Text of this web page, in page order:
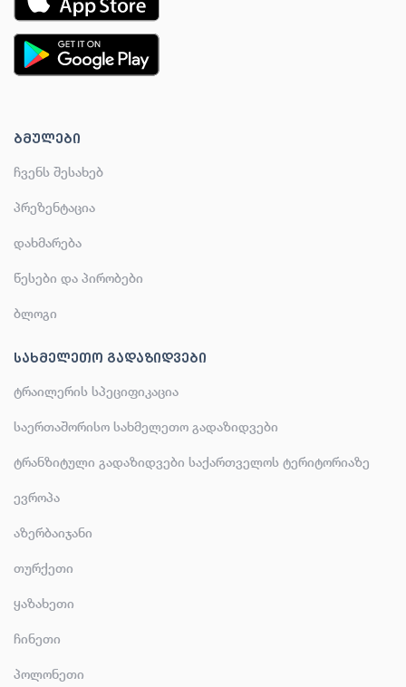
ᲑᲛᲣᲚᲔᲑᲘ
ჩვენს შესახებ
პრეზენტაცია
დახმარება
წესები და პირობები
ბლოგი
ᲡᲐᲮᲛᲔᲚᲔᲗᲝ ᲒᲐᲓᲐᲖᲘᲓᲕᲔᲑᲘ
ტრაილერის სპეციფიკაცია
საერთაშორისო სახმელეთო გადაზიდვები
ტრანზიტული გადაზიდვები საქართველოს ტერიტორიაზე
ევროპა
აზერბაიჯანი
თურქეთი
ყაზახეთი
ჩინეთი
პოლონეთი